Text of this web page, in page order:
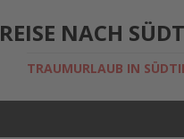
REISE NACH
TRAUMURLAUB IN